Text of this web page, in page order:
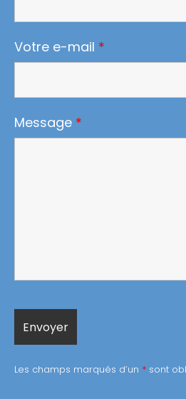
Votre e-mail *
Message *
Les champs marqués d’un * sont